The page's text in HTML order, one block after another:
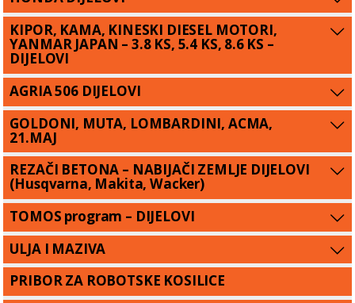
KIPOR, KAMA, KINESKI DIESEL MOTORI,
YANMAR JAPAN – 3.8 KS, 5.4 KS, 8.6 KS –
DIJELOVI
AGRIA 506 DIJELOVI
GOLDONI, MUTA, LOMBARDINI, ACMA,
21.MAJ
REZAČI BETONA – NABIJAČI ZEMLJE DIJELOVI
(Husqvarna, Makita, Wacker)
TOMOS program – DIJELOVI
ULJA I MAZIVA
PRIBOR ZA ROBOTSKE KOSILICE